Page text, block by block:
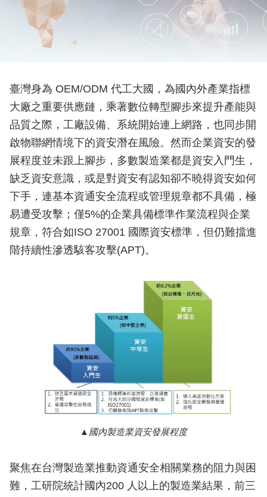
臺灣身為 OEM/ODM 代工大國，為國內外產業指標
大廠之重要供應鏈，乘著數位轉型腳步來提升產能與
品質之際，工廠設備、系統開始連上網路，也同步開
啟物聯網情境下的資安潛在風險。然而企業資安的發
展程度並未跟上腳步，多數製造業都是資安入門生，
缺乏資安意識，或是對資安有認知卻不曉得資安如何
下手，連基本資通安全流程或管理規章都不具備，極
易遭受攻擊；僅5%的企業具備標準作業流程與企業
規章，符合如ISO 27001 國際資安標準，但仍難擋進
階持續性滲透駭客攻擊(APT)。
國內製造業資安發展程度
聚焦在台灣製造業推動資通安全相關業務的阻力與困
難，工研院統計國內200 人以上的製造業結果，前三